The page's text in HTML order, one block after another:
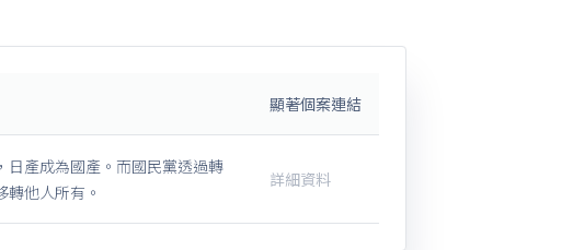
顯著個案連結
日產成為國產。而國民黨透過轉
他人所有。
詳細資料